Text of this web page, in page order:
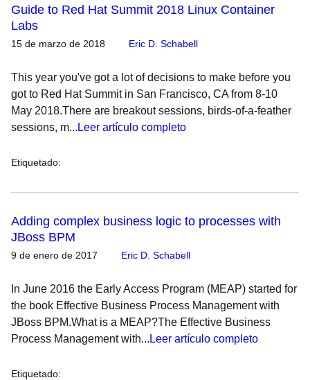
Guide to Red Hat Summit 2018 Linux Container
Labs
15 de marzo de 2018 Eric D. Schabell
This year you've got a lot of decisions to make before you
got to Red Hat Summit in San Francisco, CA from 8-10
May 2018.There are breakout sessions, birds-of-a-feather
sessions, m... Leer artículo completo
Etiquetado:
Adding complex business logic to processes with
JBoss BPM
9 de enero de 2017 Eric D. Schabell
In June 2016 the Early Access Program (MEAP) started for
the book Effective Business Process Management with
JBoss BPM.What is a MEAP?The Effective Business
Process Management with... Leer artículo completo
Etiquetado: